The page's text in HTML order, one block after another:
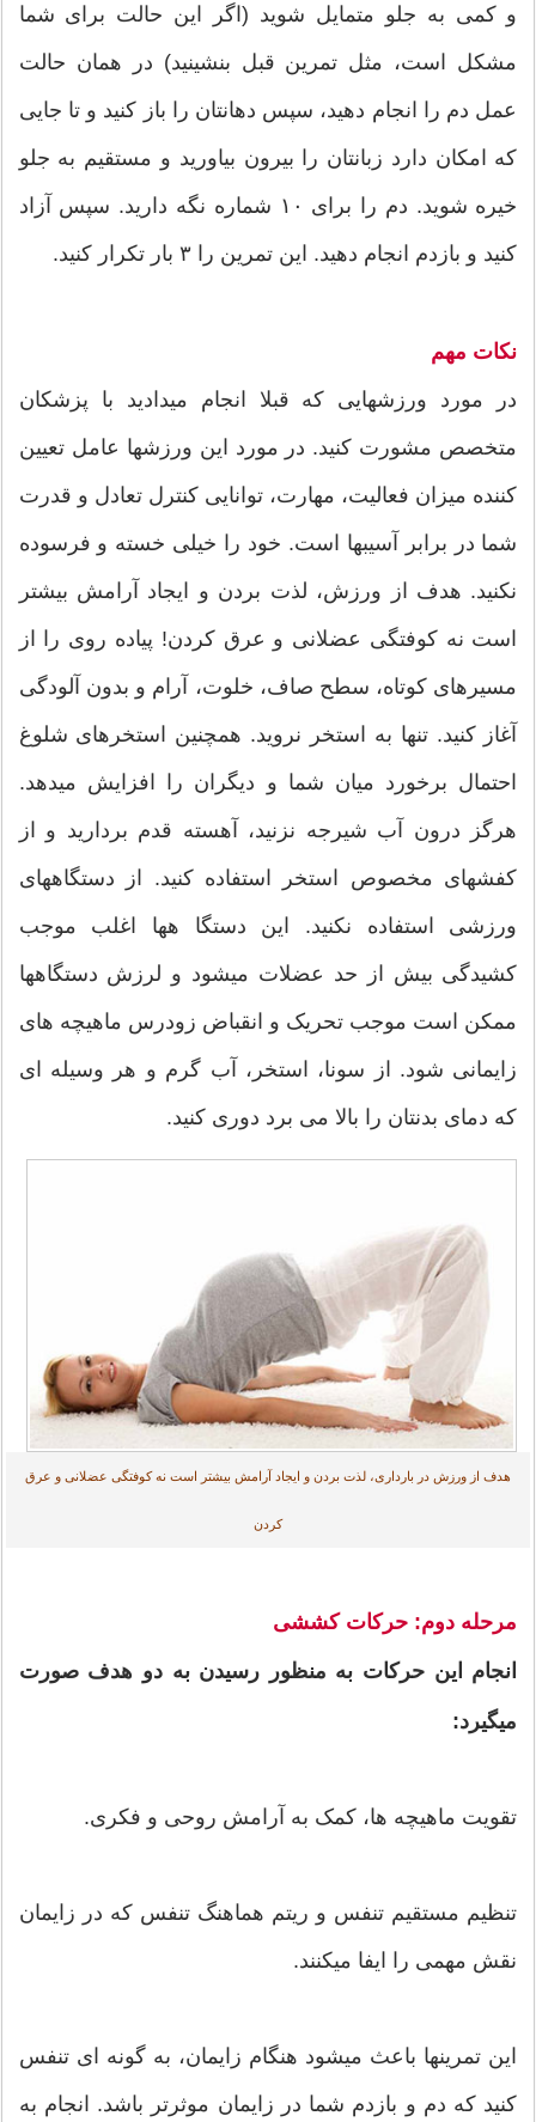
و کمی به جلو متمایل شوید (اگر این حالت برای شما
مشکل است، مثل تمرین قبل بنشینید) در همان حالت
عمل دم را انجام دهید، سپس دهانتان را باز کنید و تا جایی
که امکان دارد زبانتان را بیرون بیاورید و مستقیم به جلو
خیره شوید. دم را برای ۱۰ شماره نگه دارید. سپس آزاد
کنید و بازدم انجام دهید. این تمرین را ۳ بار تکرار کنید.
نکات مهم
در مورد ورزشهایی که قبلا انجام میدادید با پزشکان
متخصص مشورت کنید. در مورد این ورزشها عامل تعیین
کننده میزان فعالیت، مهارت، توانایی کنترل تعادل و قدرت
شما در برابر آسیبها است. خود را خیلی خسته و فرسوده
نکنید. هدف از ورزش، لذت بردن و ایجاد آرامش بیشتر
است نه کوفتگی عضلانی و عرق کردن! پیاده روی را از
مسیرهای کوتاه، سطح صاف، خلوت، آرام و بدون آلودگی
آغاز کنید. تنها به استخر نروید. همچنین استخرهای شلوغ
احتمال برخورد میان شما و دیگران را افزایش میدهد.
هرگز درون آب شیرجه نزنید، آهسته قدم بردارید و از
کفشهای مخصوص استخر استفاده کنید. از دستگاههای
ورزشی استفاده نکنید. این دستگا هها اغلب موجب
کشیدگی بیش از حد عضلات میشود و لرزش دستگاهها
ممکن است موجب تحریک و انقباض زودرس ماهیچه های
زایمانی شود. از سونا، استخر، آب گرم و هر وسیله ای
که دمای بدنتان را بالا می برد دوری کنید.
هدف از ورزش در بارداری، لذت بردن و ایجاد آرامش بیشتر است نه کوفتگی عضلانی و عرق
کردن
مرحله دوم: حرکات کششی
انجام این حرکات به منظور رسیدن به دو هدف صورت
میگیرد:
تقویت ماهیچه ها، کمک به آرامش روحی و فکری.
تنظیم مستقیم تنفس و ریتم هماهنگ تنفس که در زایمان
نقش مهمی را ایفا میکنند.
این تمرینها باعث میشود هنگام زایمان، به گونه ای تنفس
کنید که دم و بازدم شما در زایمان موثرتر باشد. انجام به